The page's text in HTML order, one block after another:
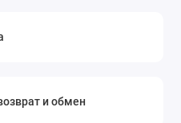
и обмен